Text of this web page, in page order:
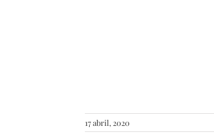
17 abril, 2020